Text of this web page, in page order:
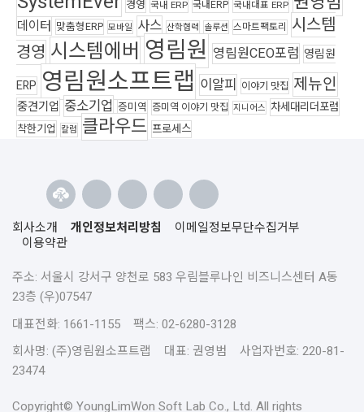
경영 국내 ERP 국내ERP 국내대표 ERP
데이터 맞춤형ERP 모바일 사스 산학협력 솔루션 스마트팩토리 시스템
경영 시스템에버 영림원 영림원CEO포럼 영림원
ERP 영림원소프트랩 이알피 이야기 맛집 제뉴인
중견기업 중소기업 증미역 증미역 이야기 맛집 지니어스 차세대리더포럼
착한기업 칼럼 클라우드 프로세스
회사소개 개인정보처리방침
이메일정보무단수집거부
이용약관
주소: 서울시 강서구 양천로 583 우림블루나인 비즈니스센터 A동
23층 (우)07547
대표전화: 1661-1155 팩스: 02-6280-3128
회사명: (주)영림원소프트랩 대표: 권영범 사업자번호: 220-81-
23474
Copyright© YoungLimWon Soft Lab Co., Ltd. All rights